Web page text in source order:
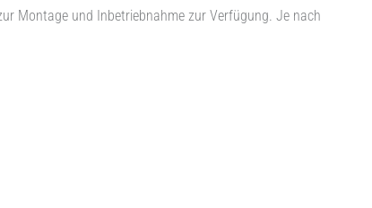
Montage und Inbetriebnahme zur Verfügung. Je nach